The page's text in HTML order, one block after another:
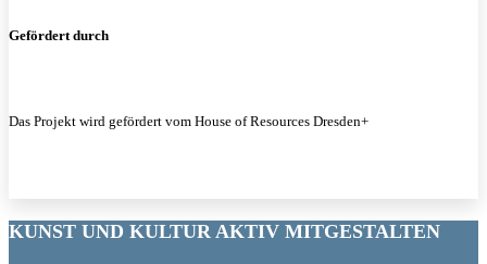
Gefördert durch
Das Projekt wird gefördert vom House of Resources Dresden+
KUNST UND KULTUR AKTIV MITGESTALTEN